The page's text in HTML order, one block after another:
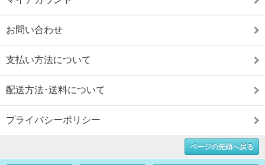
お問い合わせ
支払い方法について
配送方法･送料について
プライバシーポリシー
ページの先頭へ戻る